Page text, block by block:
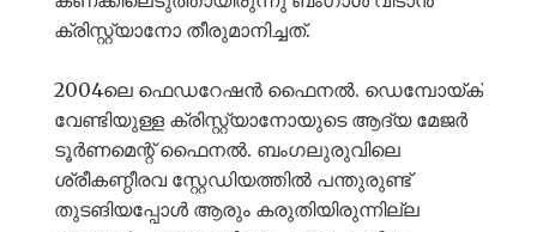
ക്രിസ്റ്റ്യാനോ തീരുമാനിച്ചത്.
2004ലെ ഫെഡറേഷൻ ഫൈനൽ. ഡെമ്പോയ്ക്
വേണ്ടിയുള്ള ക്രിസ്റ്റ്യാനോയുടെ ആദ്യ മേജർ
ടൂർണമെന്റ് ഫൈനൽ. ബംഗലുരുവിലെ
ശ്രീകണ്ഠീരവ സ്റ്റേഡിയത്തിൽ പന്തുരുണ്ട്
തുടങിയപ്പോൾ ആരും കരുതിയിരുന്നില്ല